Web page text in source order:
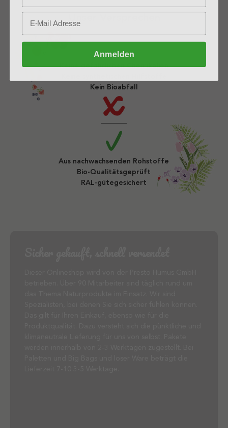
Keine gefährlichen Chemikalien
Kein Bioabfall
Aus nachwachsenden Rohstoffe
Bio-Qualitätsgeprüft
RAL-gütegesichert
Anmelden